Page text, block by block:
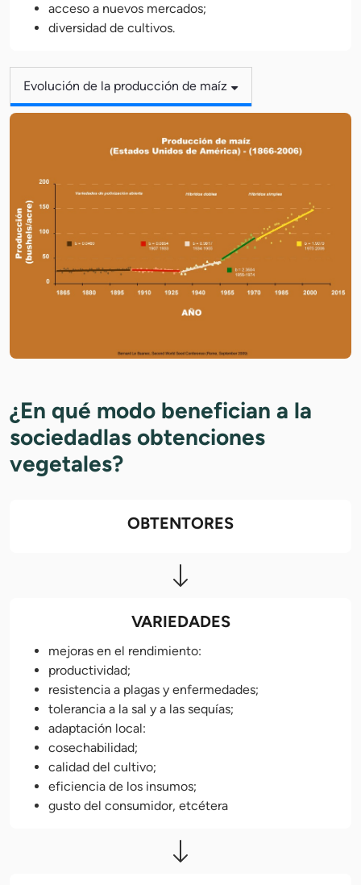
acceso a nuevos mercados;
diversidad de cultivos.
Evolución de la producción de maíz
¿En qué modo benefician a la
sociedadlas obtenciones
vegetales?
OBTENTORES
VARIEDADES
mejoras en el rendimiento:
productividad;
resistencia a plagas y enfermedades;
tolerancia a la sal y a las sequías;
adaptación local:
cosechabilidad;
calidad del cultivo;
eficiencia de los insumos;
gusto del consumidor, etcétera